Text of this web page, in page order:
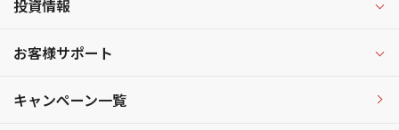
投資情報
お客様サポート
キャンペーン一覧